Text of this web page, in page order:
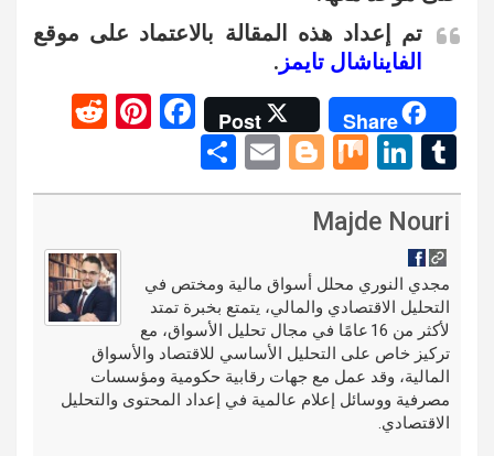
تم إعداد هذه المقالة بالاعتماد على موقع
الفايناشال تايمز .
Share
Post
F
ce
o
k
Pi
er
t
d
t
T
u
m
bl
r
Li
n
ke
n
M
ix
Bl
o
er
E
m
h
Majde Nouri
مجدي النوري محلل أسواق مالية ومختص في
التحليل الاقتصادي والمالي، يتمتع بخبرة تمتد
لأكثر من 16 عامًا في مجال تحليل الأسواق، مع
تركيز خاص على التحليل الأساسي للاقتصاد والأسواق
المالية، وقد عمل مع جهات رقابية حكومية ومؤسسات
مصرفية ووسائل إعلام عالمية في إعداد المحتوى والتحليل
الاقتصادي.